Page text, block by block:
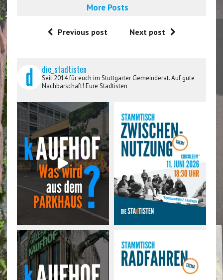
More Posts
Previous post Next post
die_stadtisten
Seit 2014 für euch im Stuttgarter Gemeinderat. Auf gute
Nachbarschaft! Eure Stadtisten